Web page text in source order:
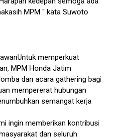
MPM " kata Suwoto
memperkuat
MPM Honda Jatim
dan acara gathering bagi
mempererat hubungan
semangat kerja
ingin memberikan kontribusi
dan seluruh